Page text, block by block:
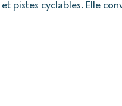
pistes cyclables. Elle